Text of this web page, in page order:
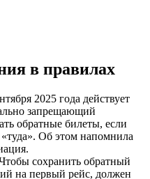
в правилах
2025 года действует
запрещающий
обратные билеты, если
Об этом напомнила
сохранить обратный
на первый рейс, должен